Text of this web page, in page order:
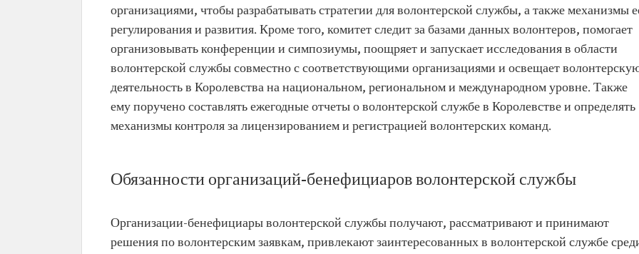
организациями, чтобы разрабатывать стратегии для волонтерской службы, а также механизмы
регулирования и развития. Кроме того, комитет следит за базами данных волонтеров, помогает
организовывать конференции и симпозиумы, поощряет и запускает исследования в области
волонтерской службы совместно с соответствующими организациями и освещает
деятельность в Королевства на национальном, региональном и международном уровне. Также
ему поручено составлять ежегодные отчеты о волонтерской службе в Королевстве и определять
механизмы контроля за лицензированием и регистрацией волонтерских команд.
Обязанности организаций-бенефициаров волонтерской службы
Организации-бенефициары волонтерской службы получают, рассматривают и принимают
решения по волонтерским заявкам, привлекают заинтересованных в волонтерской службе